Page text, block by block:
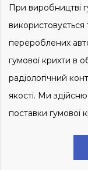
При виробництві
використовується
перероблених
гумової крихти в
радіологічний
якості. Ми
поставки гумової